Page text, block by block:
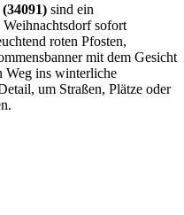
sind ein
sofort
roten Pfosten,
mit dem Gesicht
Weg ins winterliche
um Straßen, Plätze oder